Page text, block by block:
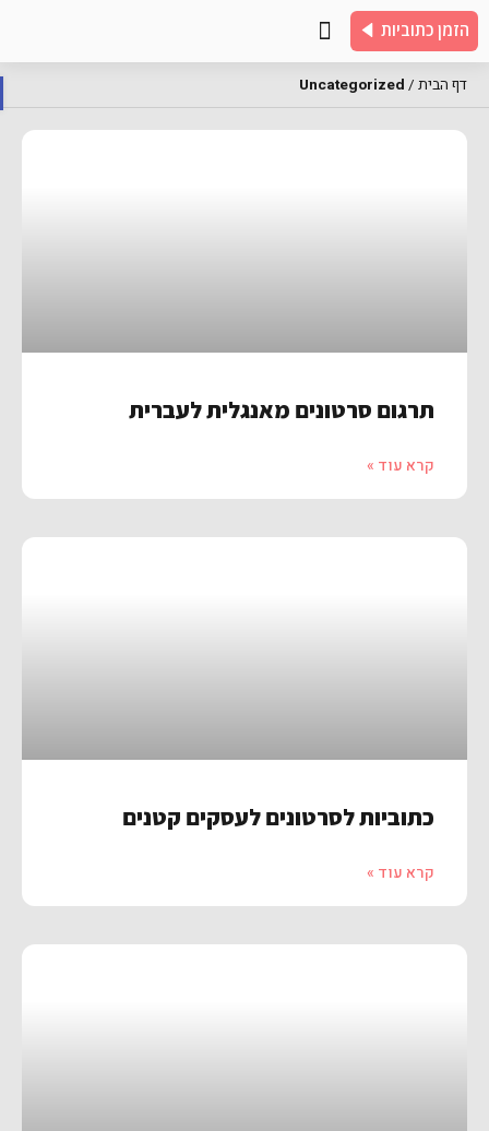
הזמן כתוביות
דף הבית/
Uncategorized
תרגום סרטונים מאנגלית לעברית
קרא עוד »
כתוביות לסרטונים לעסקים קטנים
קרא עוד »